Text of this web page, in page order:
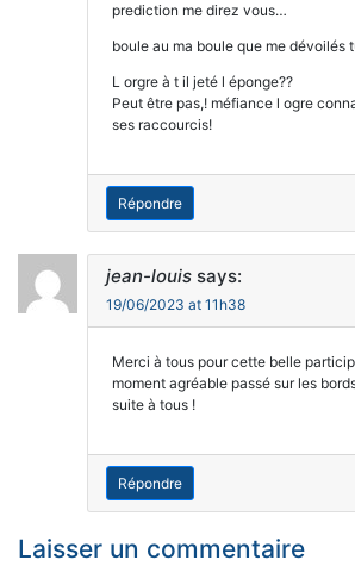
prediction me direz vous…
boule au ma boule que me dévoilés
L orgre à t il jeté l éponge??
Peut être pas,! méfiance l ogre
ses raccourcis!
Répondre
jean-louis says:
19/06/2023 at 11h38
Merci à tous pour cette belle
moment agréable passé sur les
suite à tous !
Répondre
Laisser un commentaire